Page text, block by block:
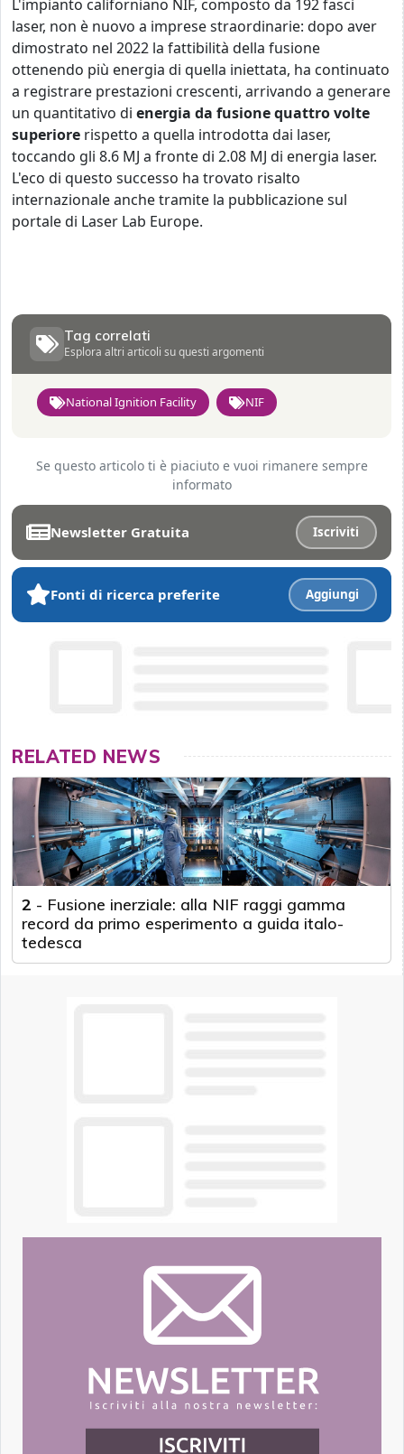
L'impianto californiano NIF, composto da 192 fasci
laser, non è nuovo a imprese straordinarie: dopo aver
dimostrato nel 2022 la fattibilità della fusione
ottenendo più energia di quella iniettata, ha continuato
a registrare prestazioni crescenti, arrivando a generare
un quantitativo di energia da fusione quattro volte
superiore rispetto a quella introdotta dai laser,
toccando gli 8.6 MJ a fronte di 2.08 MJ di energia laser.
L'eco di questo successo ha trovato risalto
internazionale anche tramite la pubblicazione sul
portale di Laser Lab Europe.
Tag correlati
Esplora altri articoli su questi argomenti
National Ignition Facility NIF
Se questo articolo ti è piaciuto e vuoi rimanere sempre
informato
Newsletter Gratuita Iscriviti
Fonti di ricerca preferite Aggiungi
RELATED NEWS
2 - Fusione inerziale: alla NIF raggi gamma
record da primo esperimento a guida italo-
tedesca